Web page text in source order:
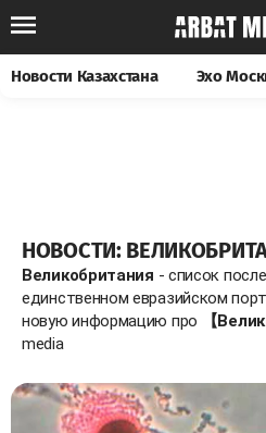
Новости Казахстана Эхо
НОВОСТИ:
Великобритания - список
единственном евразийском
новую информацию про
【
media